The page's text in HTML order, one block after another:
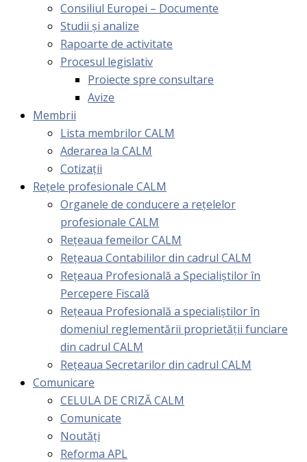
Consiliul Europei – Documente
Studii și analize
Rapoarte de activitate
Procesul legislativ
Proiecte spre consultare
Avize
Membrii
Lista membrilor CALM
Aderarea la CALM
Cotizaţii
Rețele profesionale CALM
Organele de conducere a rețelelor
profesionale CALM
Rețeaua femeilor CALM
Rețeaua Contabililor din cadrul CALM
Rețeaua Profesională a Specialiștilor în
Percepere Fiscală
Reţeaua Profesională a specialiştilor în
domeniul reglementării proprietăţii funciare
din cadrul CALM
Rețeaua Secretarilor din cadrul CALM
Comunicare
CELULA DE CRIZĂ CALM
Comunicate
Noutăți
Reforma APL